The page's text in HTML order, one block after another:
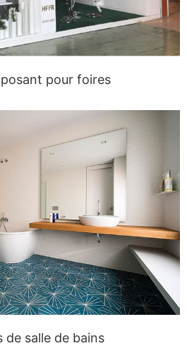
pour foires
de salle de bains